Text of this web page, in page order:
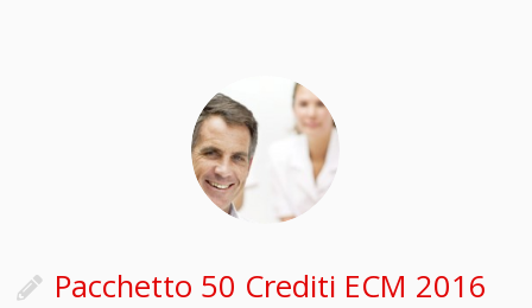
Pacchetto 50 Crediti ECM 2016